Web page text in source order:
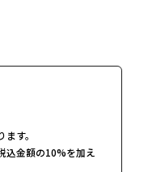
す。
込金額の10%を加え